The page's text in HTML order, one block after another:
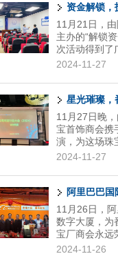
党总支副书
的背景介绍
系，共同推动
能显得尤...
资金解锁
11月21日，
主办的“解锁
次活动得到了
商会的大力支
业发展联合会
珠宝行业面临
上台致辞。
影响着企业的
有对...
2024-11-27
星光璀璨，
11月27日晚
宝首饰商会携
演，为这场珠
业大会在祈福
都闪耀着创新
上，李文俊会
大会的支持
取得如此圆满
谢各企业的慷
2024-11-27
阿里巴巴
11月26日，
数字大厦，为
宝厂商会永远
巴国际站番禺
2024-11-26